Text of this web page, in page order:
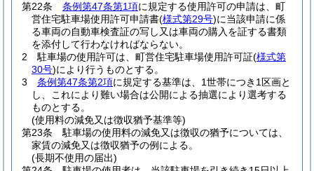
第22条
条例第47条第1項に規定する使用許可の申請は、町
営住宅駐車場使用許可申請書(様式第29号)に当該申請に係
る車両の自動車検査証の写し又は車両の購入を証する書類
を添付して行わなければならない。
2
駐車場の使用許可は、町営住宅駐車場使用許可証(様式第
30号)により行うものとする。
3
条例第47条第2項に規定する基準は、1世帯につき1区画と
し、これにより難い場合は公開による抽選により選考する
ものとする。
(使用料の減免又は徴収猶予基準等)
第23条
駐車場の使用料の減免又は徴収の猶予については、
家賃の減免又は徴収猶予の例による。
(長期不使用の届出)